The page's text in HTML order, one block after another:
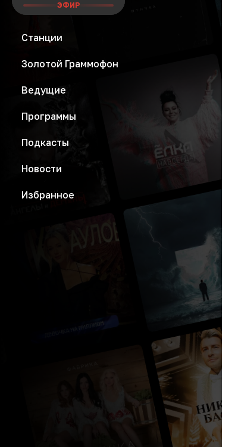
ЭФИР
Станции
Золотой Граммофон
Ведущие
Программы
Подкасты
Новости
Избранное